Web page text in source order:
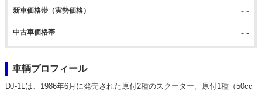
新車価格帯（実勢価格） - -
中古車価格帯 - -
車輌プロフィール
DJ-1Lは、1986年6月に発売された原付2種のスクーター。原付1種（50cc